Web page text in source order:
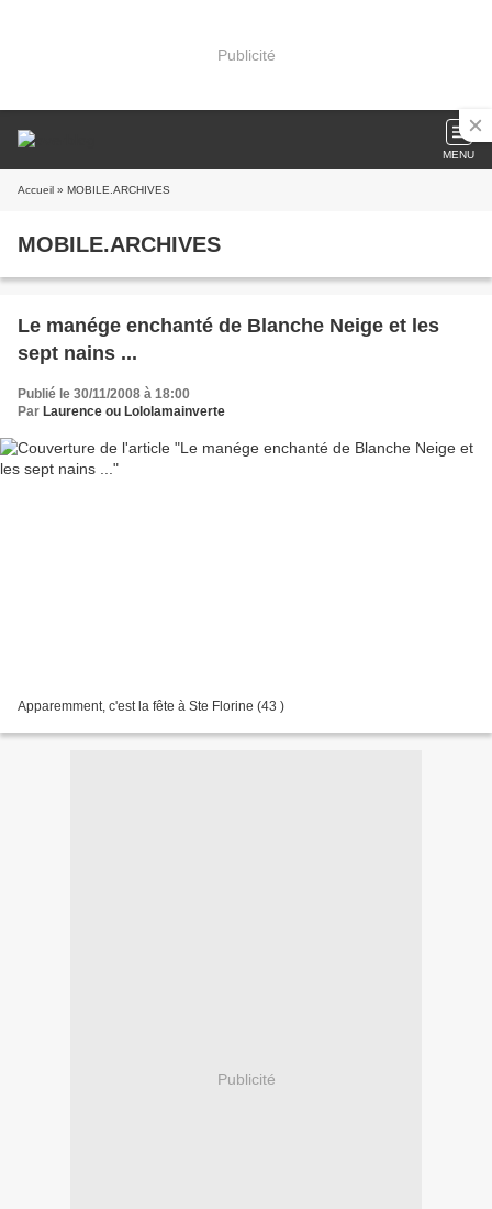
Publicité
MENU
Accueil » MOBILE.ARCHIVES
MOBILE.ARCHIVES
Le manége enchanté de Blanche Neige et les
sept nains ...
Publié le 30/11/2008 à 18:00
Par Laurence ou Lololamainverte
Apparemment, c'est la fête à Ste Florine (43 )
Publicité